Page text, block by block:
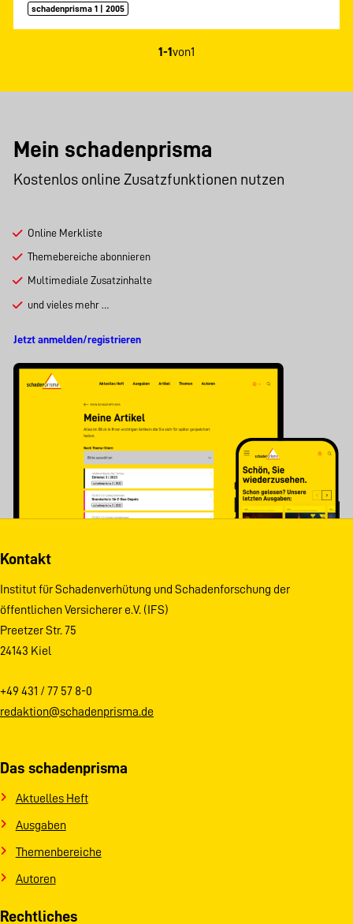
schadenprisma 1 | 2005
1-1von1
Mein schadenprisma
Kostenlos online Zusatzfunktionen nutzen
Online Merkliste
Themebereiche abonnieren
Multimediale Zusatzinhalte
und vieles mehr …
Jetzt anmelden/registrieren
Kontakt
Institut für Schadenverhütung und Schadenforschung der
öffentlichen Versicherer e.V. (IFS)
Preetzer Str. 75
24143 Kiel
+49 431 / 77 57 8-0
redaktion@schadenprisma.de
Das schadenprisma
Aktuelles Heft
Ausgaben
Themenbereiche
Autoren
Rechtliches